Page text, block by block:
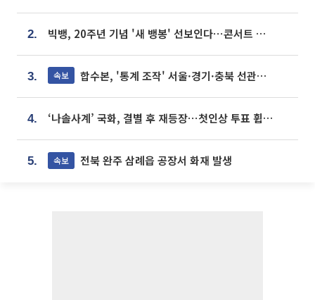
2. 빅뱅, 20주년 기념 '새 뱅봉' 선보인다⋯콘서트 앞두고 팝업 개최
3. 속보 합수본, '통계 조작' 서울·경기·충북 선관위 등 추가 압수수색
4. ‘나솔사계’ 국화, 결별 후 재등장⋯첫인상 투표 휩쓸고 ‘인기녀’ 등극
5. 속보 전북 완주 삼례읍 공장서 화재 발생